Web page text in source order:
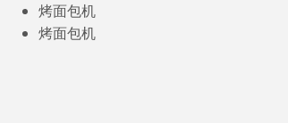
烤面包机
烤面包机